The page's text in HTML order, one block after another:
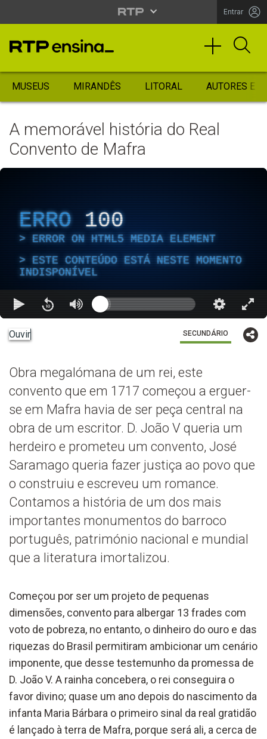
Entrar
MUSEUS MIRANDÊS LITORAL AUTORES
A memorável história do Real
Convento de Mafra
ERRO 100
ERROR ON HTML5 MEDIA ELEMENT
ESTE CONTEÚDO ESTÁ NESTE MOMENTO
INDISPONÍVEL
Ouvir SECUNDÁRIO
Obra megalómana de um rei, este
convento que em 1717 começou a erguer-
se em Mafra havia de ser peça central na
obra de um escritor. D. João V queria um
herdeiro e prometeu um convento, José
Saramago queria fazer justiça ao povo que
o construiu e escreveu um romance.
Contamos a história de um dos mais
importantes monumentos do barroco
português, património nacional e mundial
que a literatura imortalizou.
Começou por ser um projeto de pequenas
dimensões, convento para albergar 13 frades com
voto de pobreza, no entanto, o dinheiro do ouro e das
riquezas do Brasil permitiram ambicionar um cenário
imponente, que desse testemunho da promessa de
D. João V. A rainha concebera, o rei conseguira o
favor divino; quase um ano depois do nascimento da
infanta Maria Bárbara o primeiro sinal da real gratidão
é lançado à terra de Mafra, porque será ali, a cerca de